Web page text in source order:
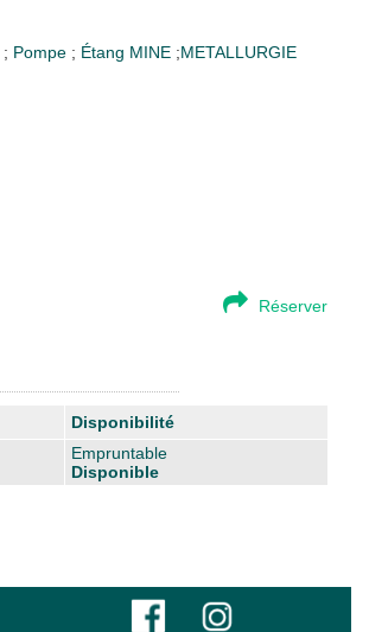
; Pompe ; Étang MINE ;METALLURGIE
Réserver
Disponibilité
Empruntable
Disponible